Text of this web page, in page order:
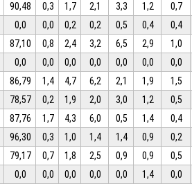
90,48 0,3 1,7 2,1 3,3 1,2 0,7
0,0 0,0 0,2 0,2 0,5 0,4 0,4
87,10 0,8 2,4 3,2 6,5 2,9 1,0
0,0 0,0 0,0 0,0 0,0 0,0 0,0
86,79 1,4 4,7 6,2 2,1 1,9 1,5
78,57 0,2 1,9 2,0 3,0 1,2 0,5
87,76 1,7 4,3 6,0 0,5 1,4 0,4
96,30 0,3 1,0 1,4 1,4 0,9 0,2
79,17 0,7 1,8 2,5 0,9 0,9 0,5
0,0 0,0 0,0 0,0 0,0 1,4 0,0